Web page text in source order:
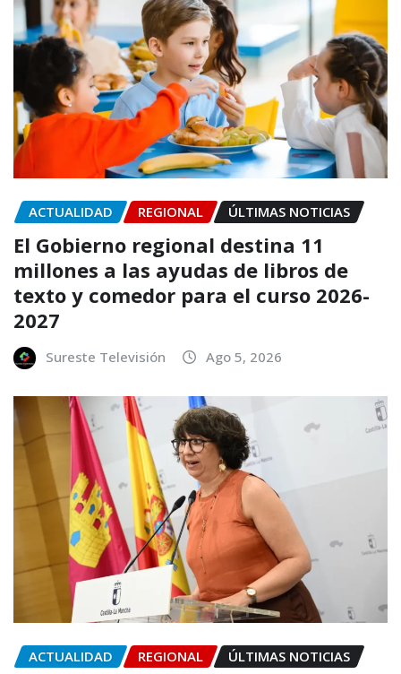
ACTUALIDAD REGIONAL ÚLTIMAS NOTICIAS
El Gobierno regional destina 11
millones a las ayudas de libros de
texto y comedor para el curso 2026-
2027
Sureste Televisión Ago 5, 2026
ACTUALIDAD REGIONAL ÚLTIMAS NOTICIAS